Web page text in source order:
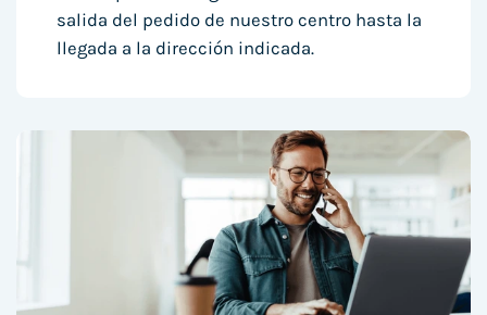
salida del pedido de nuestro centro hasta la
llegada a la dirección indicada.